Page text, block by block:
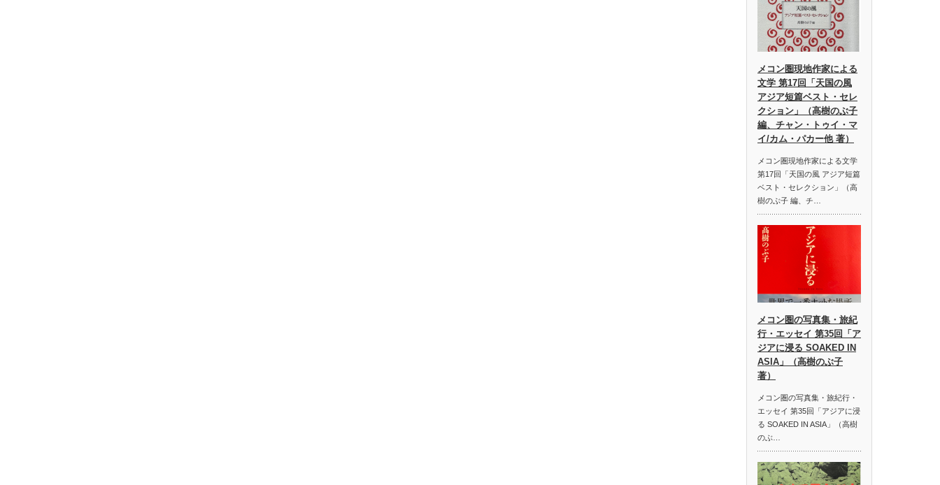
メコン圏現地作家による
文学 第17回「天国の風
アジア短篇ベスト・セレ
クション」（高樹のぶ子
編、チャン・トゥイ・マ
イ/カム・パカー他 著）
メコン圏現地作家による文学
第17回「天国の風 アジア短篇
ベスト・セレクション」（高
樹のぶ子 編、チ…
メコン圏の写真集・旅紀
行・エッセイ 第35回「ア
ジアに浸る SOAKED IN
ASIA」（高樹のぶ子
著）
メコン圏の写真集・旅紀行・
エッセイ 第35回「アジアに浸
る SOAKED IN ASIA」（高樹
のぶ…